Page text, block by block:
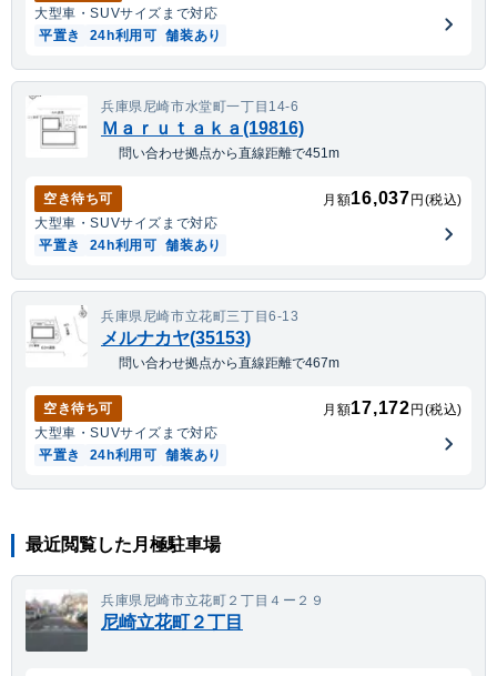
大型車・SUVサイズまで対応
平置き
24h利用可 舗装あり
兵庫県尼崎市水堂町一丁目14-6
Ｍａｒｕｔａｋａ(19816)
問い合わせ拠点から直線距離で451m
空き待ち可 月額16,037円(税込)
大型車・SUVサイズまで対応
平置き
24h利用可 舗装あり
兵庫県尼崎市立花町三丁目6-13
メルナカヤ(35153)
問い合わせ拠点から直線距離で467m
空き待ち可 月額17,172円(税込)
大型車・SUVサイズまで対応
平置き
24h利用可 舗装あり
最近閲覧した月極駐車場
兵庫県尼崎市立花町２丁目４ー２９
尼崎立花町２丁目